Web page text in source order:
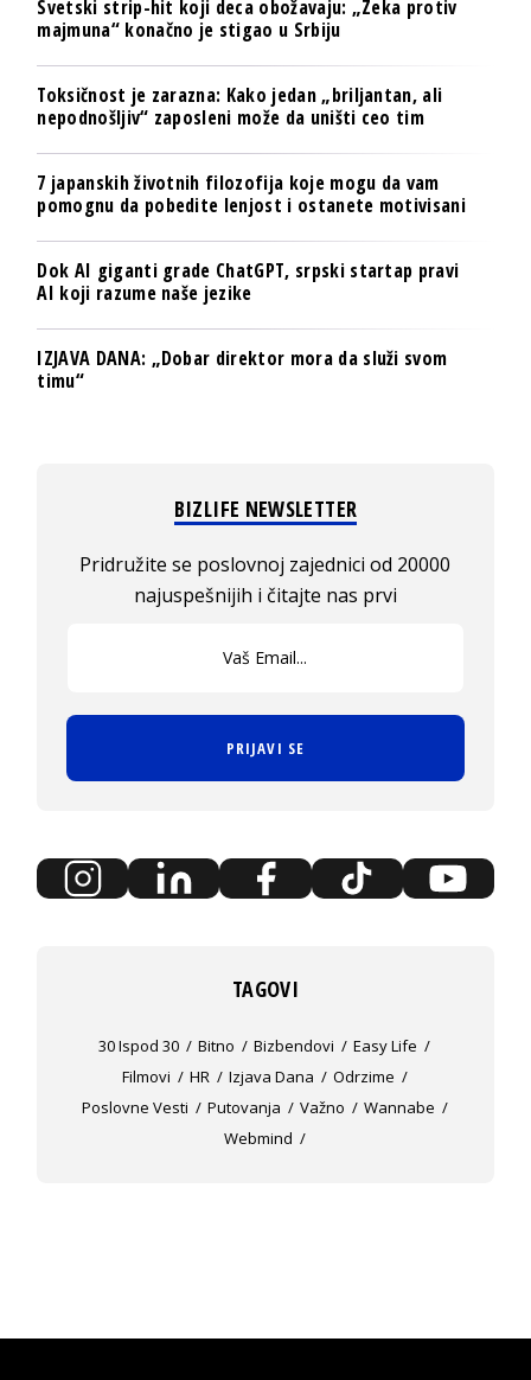
Svetski strip-hit koji deca obožavaju: „Zeka protiv
majmuna“ konačno je stigao u Srbiju
Toksičnost je zarazna: Kako jedan „briljantan, ali
nepodnošljiv“ zaposleni može da uništi ceo tim
7 japanskih životnih filozofija koje mogu da vam
pomognu da pobedite lenjost i ostanete motivisani
Dok AI giganti grade ChatGPT, srpski startap pravi
AI koji razume naše jezike
IZJAVA DANA: „Dobar direktor mora da služi svom
timu“
BIZLIFE NEWSLETTER
Pridružite se poslovnoj zajednici od 20000
najuspešnijih i čitajte nas prvi
PRIJAVI SE
TAGOVI
30 Ispod 30 Bitno Bizbendovi
Easy Life
Filmovi
HR Izjava Dana
Odrzime
Poslovne Vesti
Putovanja Važno
Wannabe
Webmind